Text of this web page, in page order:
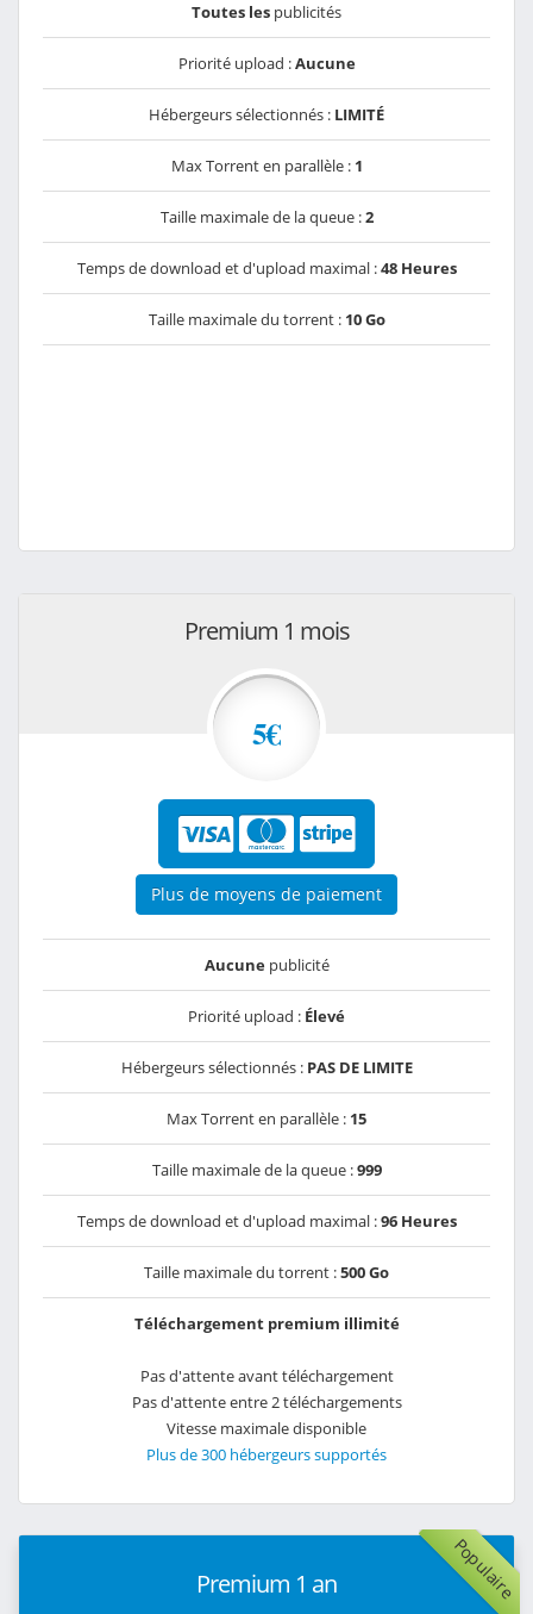
Toutes les publicités
Priorité upload :Aucune
Hébergeurs sélectionnés : LIMITÉ
Max Torrent en parallèle : 1
Taille maximale de la queue :2
Temps de download et d'upload maximal :48 Heures
Taille maximale du torrent : 10 Go
Premium 1 mois
5€
Plus de moyens de paiement
Aucunepublicité
Priorité upload : Élevé
Hébergeurs sélectionnés : PAS DE LIMITE
Max Torrent en parallèle : 15
Taille maximale de la queue :999
Temps de download et d'upload maximal :96 Heures
Taille maximale du torrent :500 Go
Téléchargement premium illimité
Pas d'attente avant téléchargement
Pas d'attente entre 2 téléchargements
Vitesse maximale disponible
Plus de 300 hébergeurs supportés
Populaire
Premium 1 an